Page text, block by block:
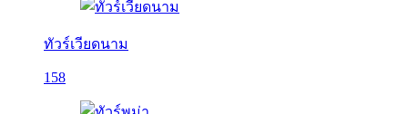
ทัวร์เวียดนาม
158